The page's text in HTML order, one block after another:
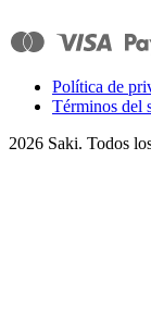
Política de
Términos del
2026 Saki. Todos